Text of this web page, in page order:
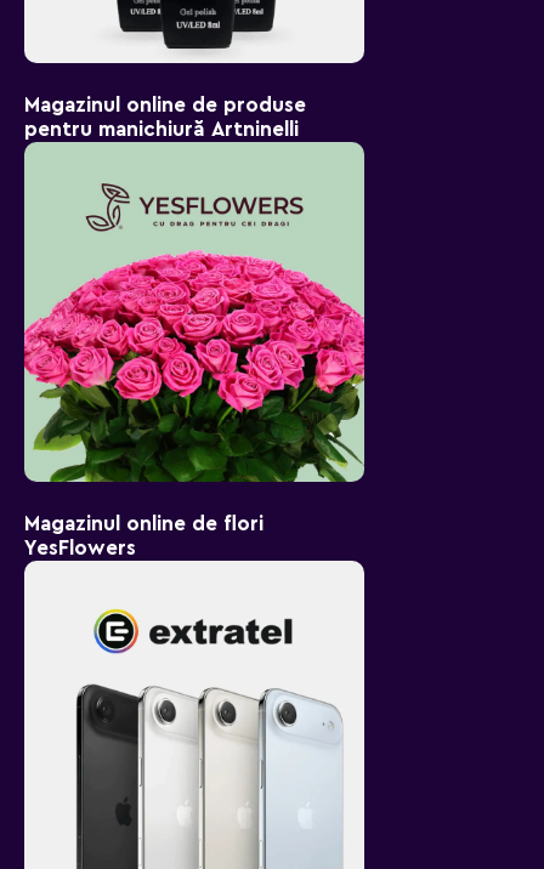
Magazinul online de produse
pentru manichiură Artninelli
Magazinul online de flori
YesFlowers